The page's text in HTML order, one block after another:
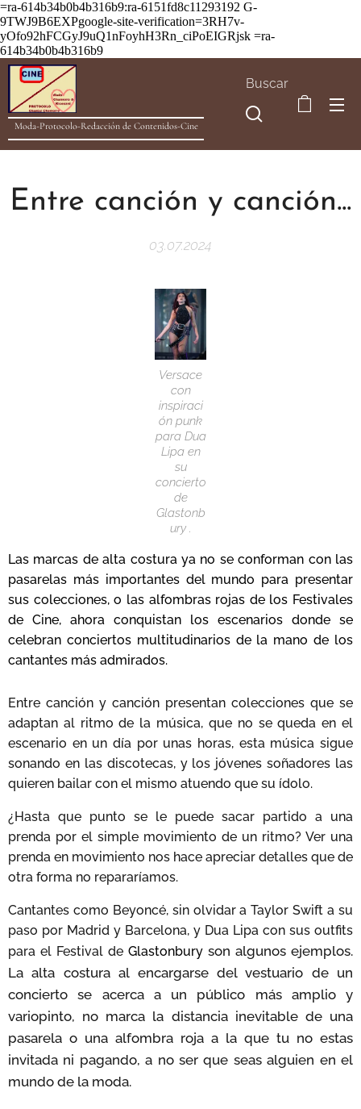
=ra-614b34b0b4b316b9:ra-6151fd8c11293192 G-
9TWJ9B6EXPgoogle-site-verification=3RH7v-
yOfo92hFCGyJ9uQ1nFoyhH3Rn_ciPoEIGRjsk =ra-
614b34b0b4b316b9
Moda-Protocolo-Redacción de Contenidos-Cine
Buscar
Entre canción y canción...
03.07.2024
Versace
con
inspiraci
ón punk
para Dua
Lipa en
su
concierto
de
Glastonb
ury .
Las marcas de alta costura ya no se conforman con las
pasarelas más importantes del mundo para presentar
sus colecciones, o las alfombras rojas de los Festivales
de Cine, ahora conquistan los escenarios donde se
celebran conciertos multitudinarios de la mano de los
cantantes más admirados.
Entre canción y canción presentan colecciones que se
adaptan al ritmo de la música, que no se queda en el
escenario en un día por unas horas, esta música sigue
sonando en las discotecas, y los jóvenes soñadores las
quieren bailar con el mismo atuendo que su ídolo.
¿Hasta que punto se le puede sacar partido a una
prenda por el simple movimiento de un ritmo? Ver una
prenda en movimiento nos hace apreciar detalles que de
otra forma no repararíamos.
Cantantes como Beyoncé, sin olvidar a Taylor Swift a su
paso por Madrid y Barcelona, y Dua Lipa con sus outfits
para el Festival de Glastonbury son algunos ejemplos.
La alta costura al encargarse del vestuario de un
concierto se acerca a un público más amplio y
variopinto, no marca la distancia inevitable de una
pasarela o una alfombra roja a la que tu no estas
invitada ni pagando, a no ser que seas alguien en el
mundo de la moda.